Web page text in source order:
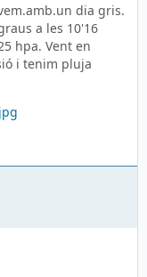
dia gris.
a les 10'16
hpa. Vent en
i tenim pluja